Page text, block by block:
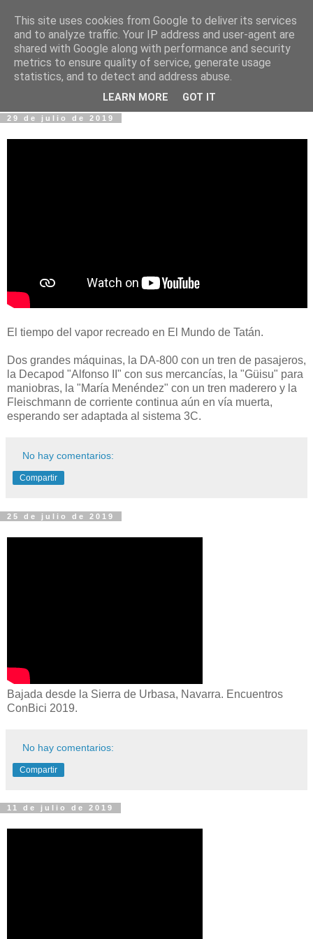
Fotos y Cosas
Miguel Sáenz de Santa María Elizalde
"Un blog es como un diario, pero sin candado".
29 de julio de 2019
El tiempo del vapor recreado en El Mundo de Tatán.
Dos grandes máquinas, la DA-800 con un tren de pasajeros,
la Decapod "Alfonso II" con sus mercancías, la "Güisu" para
maniobras, la "María Menéndez" con un tren maderero y la
Fleischmann de corriente continua aún en vía muerta,
esperando ser adaptada al sistema 3C.
No hay comentarios:
Compartir
25 de julio de 2019
Bajada desde la Sierra de Urbasa, Navarra. Encuentros
ConBici 2019.
No hay comentarios:
Compartir
11 de julio de 2019
This site uses cookies from Google to deliver its services
and to analyze traffic. Your IP address and user-agent are
shared with Google along with performance and security
metrics to ensure quality of service, generate usage
statistics, and to detect and address abuse.
LEARN MORE GOT IT